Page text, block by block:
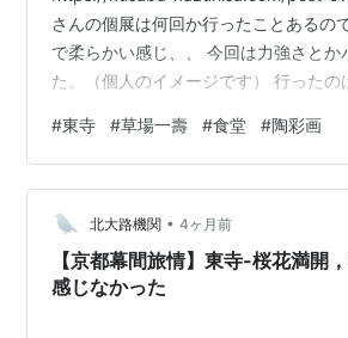
さんの個展は何回か行ったことあるの
で柔らかい感じ、、 今回は力強さとか
た。（個人のイメージです） 行ったの
品が可愛くて好き。 kusaba-
示してある絵が前に行った時と同じだ
てある詩の中にある言葉に 今回もドキ
した。 ５月３１日まで 東寺は緑も多く
今の季節、おすすめで…
#東寺 #草場一壽 #食堂 #陶彩画
北大路機関 • 4ヶ月前
【京都幕間旅情】東寺-桜花満開
感じなかった